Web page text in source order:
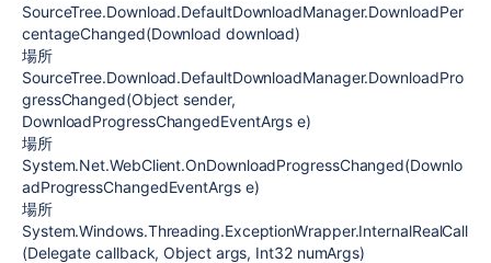
SourceTree.Download.DefaultDownloadManager.DownloadPer
centageChanged(Download download)
場所
SourceTree.Download.DefaultDownloadManager.DownloadPro
gressChanged(Object sender,
DownloadProgressChangedEventArgs e)
場所
System.Net.WebClient.OnDownloadProgressChanged(Downlo
adProgressChangedEventArgs e)
場所
System.Windows.Threading.ExceptionWrapper.InternalRealCall
(Delegate callback, Object args, Int32 numArgs)